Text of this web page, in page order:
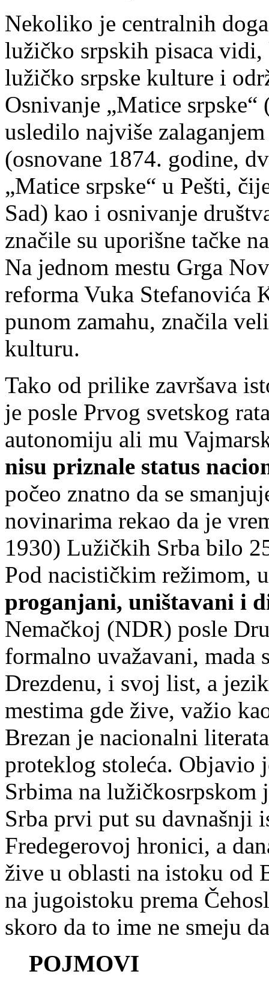
Nekoliko je centralnih
lužičko srpskih pisaca
lužičko srpske kulture i
Osnivanje „Matice srpske“
usledilo najviše
(osnovane 1874. godine,
„Matice srpske“ u Pešti,
Sad) kao i osnivanje
značile su uporišne tačke
Na jednom mestu Grga
reforma Vuka Stefanovića
punom zamahu, značila
kulturu.
Tako od prilike završava
je posle Prvog svetskog
autonomiju ali mu
nisu priznale status
počeo znatno da se
novinarima rekao da je
1930) Lužičkih Srba bilo
Pod nacističkim režimom,
proganjani, uništavani i
Nemačkoj (NDR) posle
formalno uvažavani,
Drezdenu, i svoj list, a
mestima gde žive, važio
Brezan je nacionalni
proteklog stoleća. Objavio
Srbima na
Srba prvi put su davnašnji
Fredegerovoj hronici, a
žive u oblasti na istoku od
na jugoistoku prema
skoro da to ime ne smeju
POJMOVI